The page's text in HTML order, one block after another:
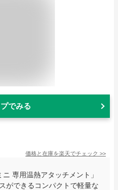
でみる
価格と在庫を楽天でチェック >>
専用温熱アタッチメント」
ができるコンパクトで軽量な